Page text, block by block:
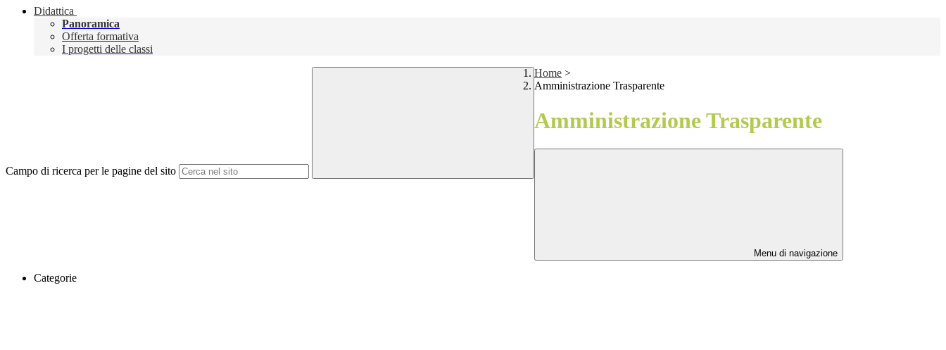
Didattica
Panoramica
Offerta formativa
I progetti delle classi
Campo di ricerca per le pagine del sito
Home >
Amministrazione Trasparente
Amministrazione Trasparente
Menu di navigazione
Categorie